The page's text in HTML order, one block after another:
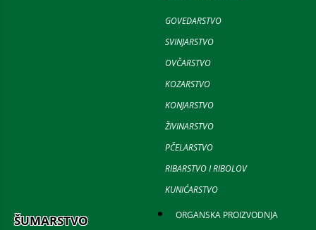
GOVEDARSTVO
SVINJARSTVO
OVČARSTVO
KOZARSTVO
KONJARSTVO
ŽIVINARSTVO
PČELARSTVO
RIBARSTVO I RIBOLOV
KUNIĆARSTVO
ŠUMARSTVO ORGANSKA PROIZVODNJA